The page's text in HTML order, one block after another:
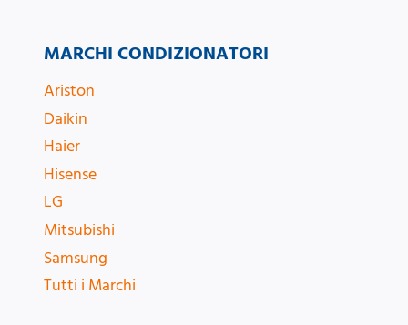
MARCHI CONDIZIONATORI
Ariston
Daikin
Haier
Hisense
LG
Mitsubishi
Samsung
Tutti i Marchi